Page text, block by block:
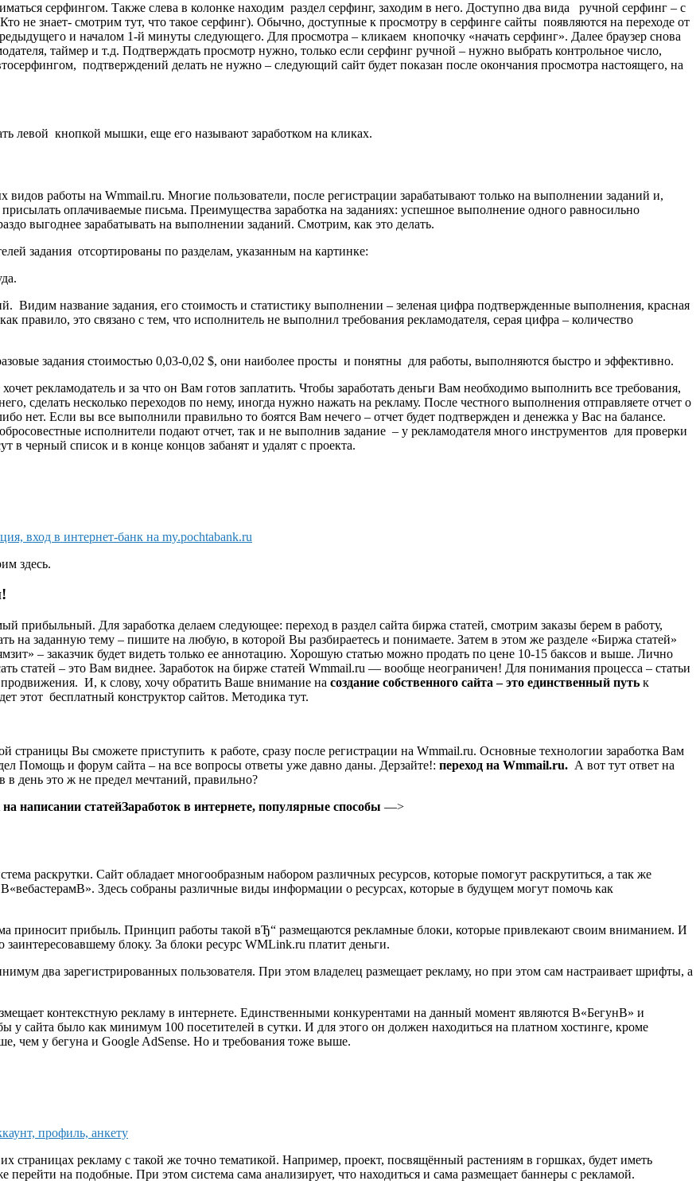
серфингом. Также слева в колонке находим раздел серфинг, заходим в него. Доступно два вида ручной серфинг – с
не знает- смотрим тут, что такое серфинг). Обычно, доступные к просмотру в серфинге сайты появляются на переходе от
и началом 1-й минуты следующего. Для просмотра – кликаем кнопочку «начать серфинг». Далее браузер снова
таймер и т.д. Подтверждать просмотр нужно, только если серфинг ручной – нужно выбрать контрольное число,
подтверждений делать не нужно – следующий сайт будет показан после окончания просмотра настоящего, на
левой кнопкой мышки, еще его называют заработком на кликах.
видов работы на Wmmail.ru. Многие пользователи, после регистрации зарабатывают только на выполнении заданий и,
оплачиваемые письма. Преимущества заработка на заданиях: успешное выполнение одного равносильно
выгоднее зарабатывать на выполнении заданий. Смотрим, как это делать.
задания отсортированы по разделам, указанным на картинке:
Видим название задания, его стоимость и статистику выполнении – зеленая цифра подтвержденные выполнения, красная
правило, это связано с тем, что исполнитель не выполнил требования рекламодателя, серая цифра – количество
задания стоимостью 0,03-0,02 $, они наиболее просты и понятны для работы, выполняются быстро и эффективно.
рекламодатель и за что он Вам готов заплатить. Чтобы заработать деньги Вам необходимо выполнить все требования,
сделать несколько переходов по нему, иногда нужно нажать на рекламу. После честного выполнения отправляете отчет о
нет. Если вы все выполнили правильно то боятся Вам нечего – отчет будет подтвержден и денежка у Вас на балансе.
исполнители подают отчет, так и не выполнив задание – у рекламодателя много инструментов для проверки
в черный список и в конце концов забанят и удалят с проекта.
вход в интернет-банк на my.pochtabank.ru
здесь.
прибыльный. Для заработка делаем следующее: переход в раздел сайта биржа статей, смотрим заказы берем в работу,
на заданную тему – пишите на любую, в которой Вы разбираетесь и понимаете. Затем в этом же разделе «Биржа статей»
– заказчик будет видеть только ее аннотацию. Хорошую статью можно продать по цене 10-15 баксов и выше. Лично
статей – это Вам виднее. Заработок на бирже статей Wmmail.ru — вообще неограничен! Для понимания процесса – статьи
И, к слову, хочу обратить Ваше внимание на создание собственного сайта – это единственный путь к
этот бесплатный конструктор сайтов. Методика тут.
страницы Вы сможете приступить к работе, сразу после регистрации на Wmmail.ru. Основные технологии заработка Вам
Помощь и форум сайта – на все вопросы ответы уже давно даны. Дерзайте!: переход на Wmmail.ru. А вот тут ответ на
в день это ж не предел мечтаний, правильно?
на написании статейЗаработок в интернете, популярные способы —>
раскрутки. Сайт обладает многообразным набором различных ресурсов, которые помогут раскрутиться, а так же
Здесь собраны различные виды информации о ресурсах, которые в будущем могут помочь как
приносит прибыль. Принцип работы такой вЂ“ размещаются рекламные блоки, которые привлекают своим вниманием. И
блоку. За блоки ресурс WMLink.ru платит деньги.
два зарегистрированных пользователя. При этом владелец размещает рекламу, но при этом сам настраивает шрифты, а
контекстную рекламу в интернете. Единственными конкурентами на данный момент являются В«БегунВ» и
у сайта было как минимум 100 посетителей в сутки. И для этого он должен находиться на платном хостинге, кроме
чем у бегуна и Google AdSense. Но и требования тоже выше.
профиль, анкету
страницах рекламу с такой же точно тематикой. Например, проект, посвящённый растениям в горшках, будет иметь
на подобные. При этом система сама анализирует, что находиться и сама размещает баннеры с рекламой.